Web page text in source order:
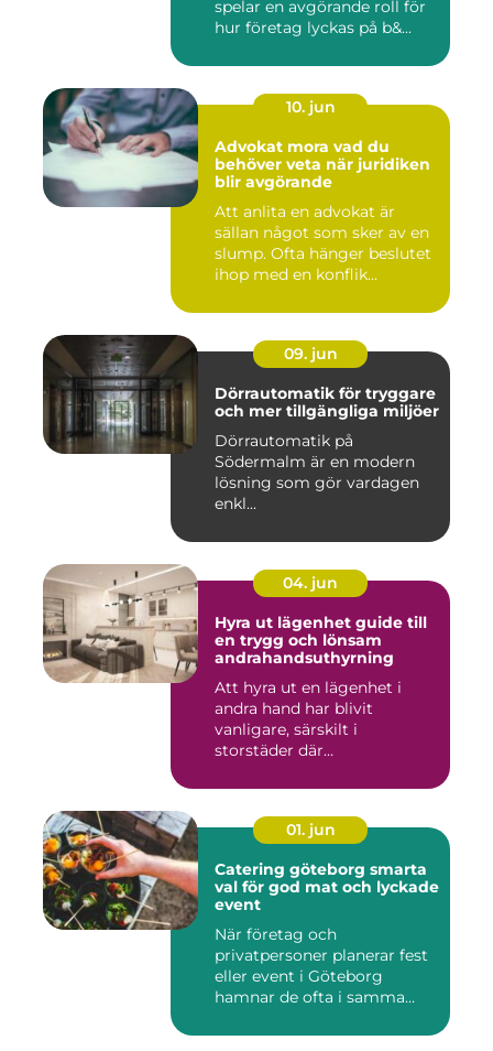
spelar en avgörande roll för
hur företag lyckas på b&...
10. jun
Advokat mora vad du
behöver veta när juridiken
blir avgörande
Att anlita en advokat är
sällan något som sker av en
slump. Ofta hänger beslutet
ihop med en konflik...
09. jun
Dörrautomatik för tryggare
och mer tillgängliga miljöer
Dörrautomatik på
Södermalm är en modern
lösning som gör vardagen
enkl...
04. jun
Hyra ut lägenhet guide till
en trygg och lönsam
andrahandsuthyrning
Att hyra ut en lägenhet i
andra hand har blivit
vanligare, särskilt i
storstäder där
01. jun
Catering göteborg smarta
val för god mat och lyckade
event
När företag och
privatpersoner planerar fest
eller event i Göteborg
hamnar de ofta i samma